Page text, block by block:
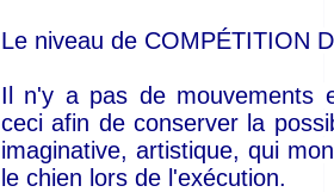
Le niveau de COMPÉTITION
Il n'y a pas de mouvements
ceci afin de conserver la
imaginative, artistique, qui
le chien lors de l'exécution.